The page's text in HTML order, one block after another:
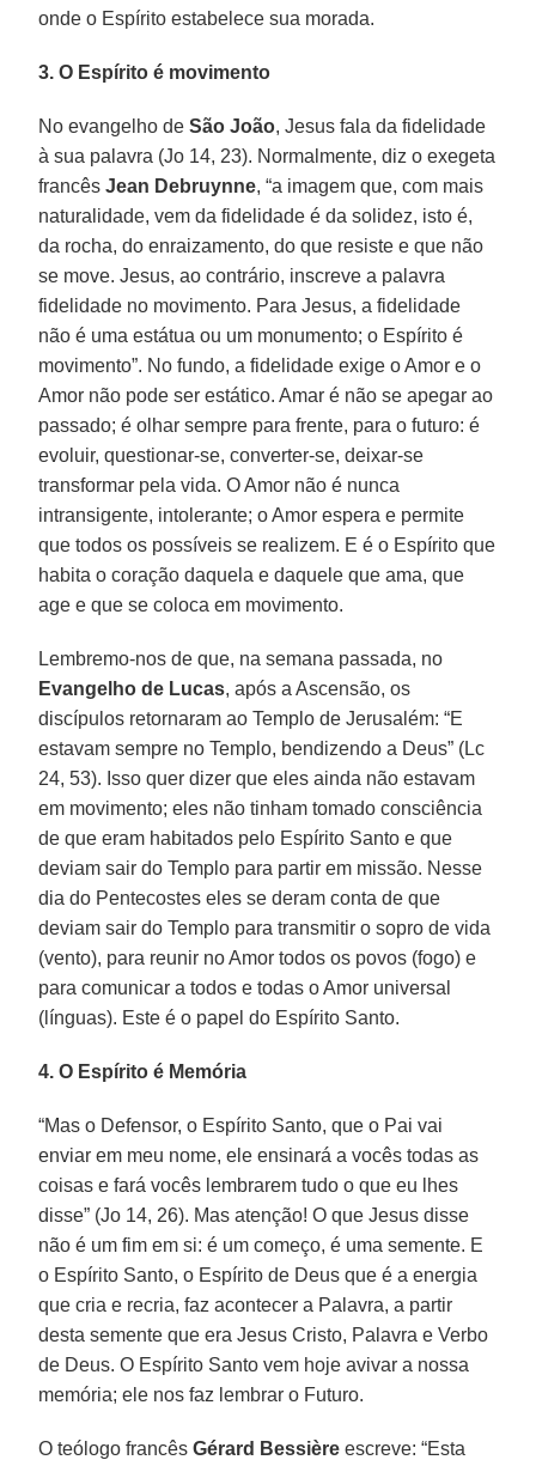
onde o Espírito estabelece sua morada.
3. O Espírito é movimento
No evangelho deSão João, Jesus fala da fidelidade
à sua palavra (Jo 14, 23). Normalmente, diz o exegeta
francêsJean Debruynne, “a imagem que, com mais
naturalidade, vem da fidelidade é da solidez, isto é,
da rocha, do enraizamento, do que resiste e que não
se move. Jesus, ao contrário, inscreve a palavra
fidelidade no movimento. Para Jesus, a fidelidade
não é uma estátua ou um monumento; o Espírito é
movimento”. No fundo, a fidelidade exige o Amor e o
Amor não pode ser estático. Amar é não se apegar ao
passado; é olhar sempre para frente, para o futuro: é
evoluir, questionar-se, converter-se, deixar-se
transformar pela vida. O Amor não é nunca
intransigente, intolerante; o Amor espera e permite
que todos os possíveis se realizem. E é o Espírito que
habita o coração daquela e daquele que ama, que
age e que se coloca em movimento.
Lembremo-nos de que, na semana passada, no
Evangelho de Lucas, após a Ascensão, os
discípulos retornaram ao Templo de Jerusalém: “E
estavam sempre no Templo, bendizendo a Deus” (Lc
24, 53). Isso quer dizer que eles ainda não estavam
em movimento; eles não tinham tomado consciência
de que eram habitados pelo Espírito Santo e que
deviam sair do Templo para partir em missão. Nesse
dia do Pentecostes eles se deram conta de que
deviam sair do Templo para transmitir o sopro de vida
(vento), para reunir no Amor todos os povos (fogo) e
para comunicar a todos e todas o Amor universal
(línguas). Este é o papel do Espírito Santo.
4. O Espírito é Memória
“Mas o Defensor, o Espírito Santo, que o Pai vai
enviar em meu nome, ele ensinará a vocês todas as
coisas e fará vocês lembrarem tudo o que eu lhes
disse” (Jo 14, 26). Mas atenção! O que Jesus disse
não é um fim em si: é um começo, é uma semente. E
o Espírito Santo, o Espírito de Deus que é a energia
que cria e recria, faz acontecer a Palavra, a partir
desta semente que era Jesus Cristo, Palavra e Verbo
de Deus. O Espírito Santo vem hoje avivar a nossa
memória; ele nos faz lembrar o Futuro.
O teólogo francêsGérard Bessière escreve: “Esta